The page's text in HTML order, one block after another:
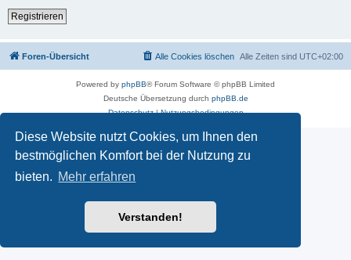
Diese Website nutzt Cookies, um Ihnen den
bestmöglichen Komfort bei der Nutzung zu
bieten. Mehr erfahren
Verstanden!
Registrieren
Foren-Übersicht Alle Zeiten sind UTC+02:00
Alle Cookies löschen
Powered by phpBB® Forum Software © phpBB Limited
Deutsche Übersetzung durch phpBB.de
Datenschutz|Nutzungsbedingungen